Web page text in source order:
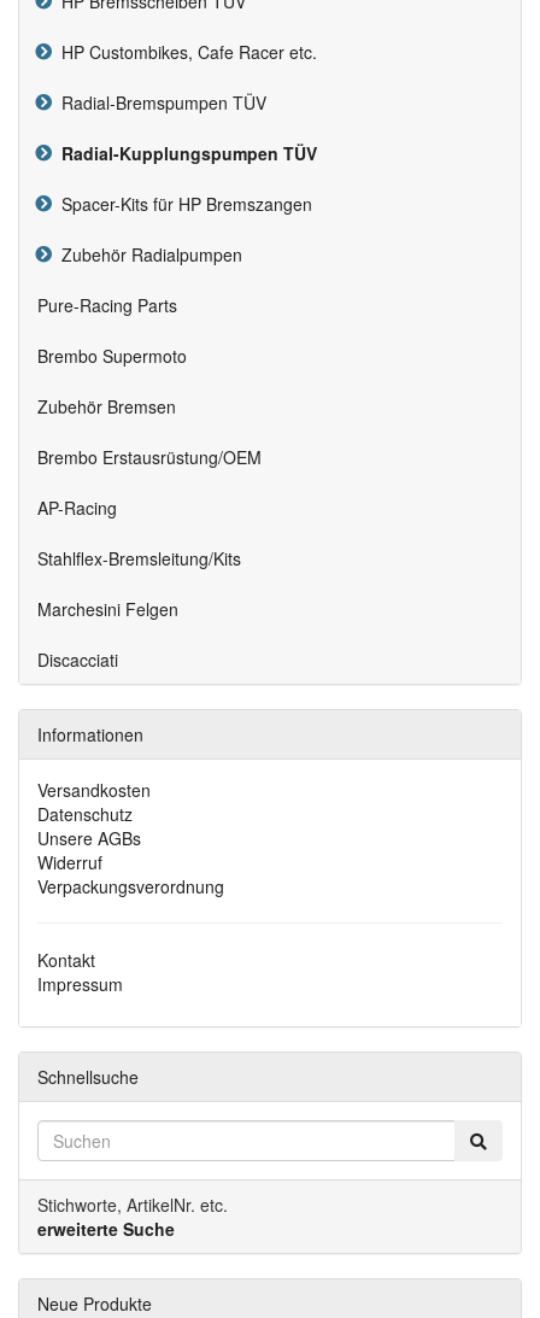
HP Custombikes, Cafe Racer etc.
Radial-Bremspumpen TÜV
Radial-Kupplungspumpen TÜV
Spacer-Kits für HP Bremszangen
Zubehör Radialpumpen
Pure-Racing Parts
Brembo Supermoto
Zubehör Bremsen
Brembo Erstausrüstung/OEM
AP-Racing
Stahlflex-Bremsleitung/Kits
Marchesini Felgen
Discacciati
Informationen
Versandkosten
Datenschutz
Unsere AGBs
Widerruf
Verpackungsverordnung
Kontakt
Impressum
Schnellsuche
Stichworte, ArtikelNr. etc.
erweiterte Suche
Neue Produkte